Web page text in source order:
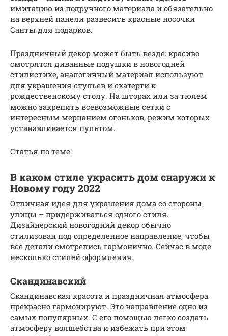
имитацию из подручного материала и обязательно
на верхней панели развесить красные носочки
Санты для подарков.
Праздничный декор может быть везде: красиво
смотрятся диванные подушки в новогодней
стилистике, аналогичный материал используют
для украшения стульев и скатерти к
рождественскому столу. На шторах или за тюлем
можно закрепить всевозможные сетки с
интересным мерцанием огоньков, режим которых
устанавливается пультом.
Статья по теме:
В каком стиле украсить дом снаружи к
Новому году 2022
Отличная идея для украшения дома со стороны
улицы – придерживаться одного стиля.
Дизайнерский новогодний декор обычно
стилизован под определенное направление, чтобы
все детали смотрелись гармонично. Сейчас в моде
несколько стилей оформления.
Скандинавский
Скандинавская красота и праздничная атмосфера
прекрасно гармонируют. Это направление одно из
самых популярных. С его помощью легко создать
атмосферу волшебства и избежать при этом